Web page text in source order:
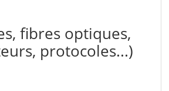
fibres optiques,
protocoles...)